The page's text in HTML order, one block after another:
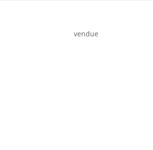
vendue